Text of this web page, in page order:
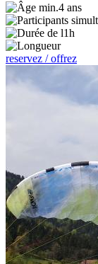
4 ans
1h
reservez / offrez